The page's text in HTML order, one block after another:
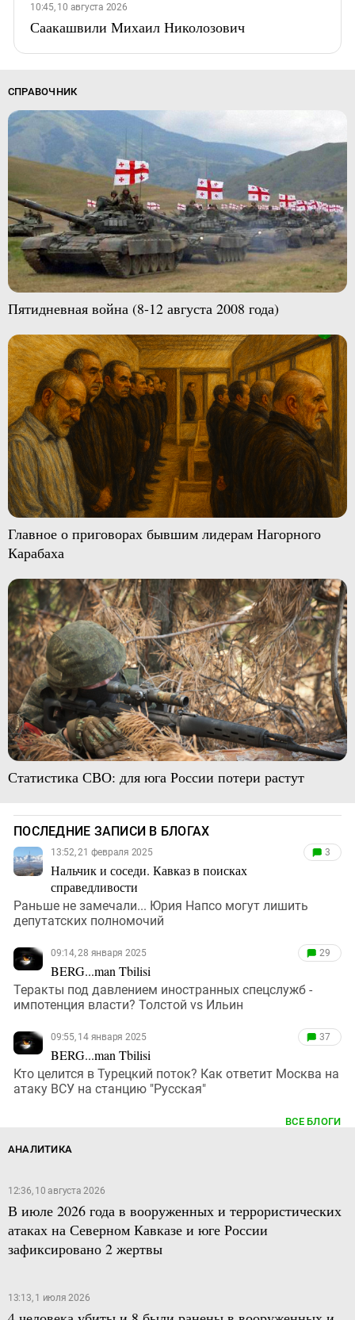
10:45, 10 августа 2026
Саакашвили Михаил Николозович
СПРАВОЧНИК
Пятидневная война (8-12 августа 2008 года)
Главное о приговорах бывшим лидерам Нагорного
Карабаха
Статистика СВО: для юга России потери растут
ПОСЛЕДНИЕ ЗАПИСИ В БЛОГАХ
13:52, 21 февраля 2025
Нальчик и соседи. Кавказ в поисках
справедливости
3
Раньше не замечали... Юрия Напсо могут лишить
депутатских полномочий
09:14, 28 января 2025
BERG...man Tbilisi
29
Теракты под давлением иностранных спецслужб -
импотенция власти? Толстой vs Ильин
09:55, 14 января 2025
BERG...man Tbilisi
37
Кто целится в Турецкий поток? Как ответит Москва на
атаку ВСУ на станцию "Русская"
ВСЕ БЛОГИ
АНАЛИТИКА
12:36, 10 августа 2026
В июле 2026 года в вооруженных и террористических
атаках на Северном Кавказе и юге России
зафиксировано 2 жертвы
13:13, 1 июля 2026